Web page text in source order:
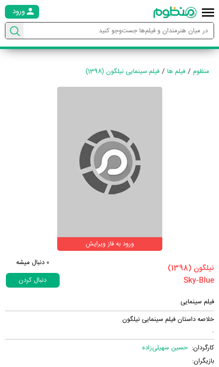
ورود
منظوم فیلم ها فیلم سینمایی نیلگون (1398)
ورود به فاز ویرایش
‏نیلگون‏ (1398)
0 دنبال میشه
دنبال کردن
فیلم سینمایی
خلاصه داستان فیلم سینمایی نیلگون
.
کارگردان: حسین سهیلی‌زاده
بازیگران: